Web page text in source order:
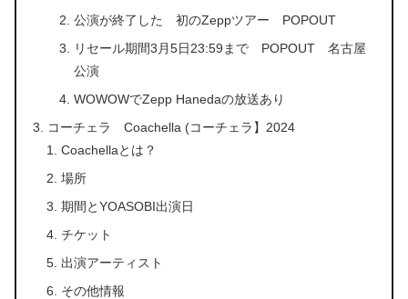
公演が終了した 初のZeppツアー POPOUT
リセール期間3月5日23:59まで POPOUT 名古屋
公演
WOWOWでZepp Hanedaの放送あり
コーチェラ Coachella (コーチェラ】2024
Coachellaとは？
場所
期間とYOASOBI出演日
チケット
出演アーティスト
その他情報